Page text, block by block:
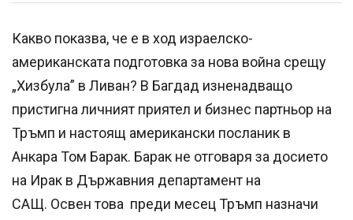
Какво показва, че е в ход израелско-
американската подготовка за нова война срещу
„Хизбула” в Ливан? В Багдад изненадващо
пристигна личният приятел и бизнес партньор на
Тръмп и настоящ американски посланик в
Анкара Том Барак. Барак не отговаря за досието
на Ирак в Държавния департамент на
САЩ. Освен това преди месец Тръмп назначи